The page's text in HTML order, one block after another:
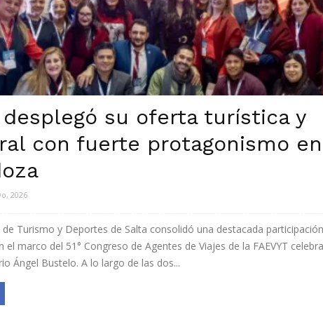
su oferta turística y
con fuerte protagonismo en
2026
de Turismo y Deportes de Salta consolidó una destacada
el marco del 51° Congreso de Agentes de Viajes de la FAEVYT
Ángel Bustelo. A lo largo de las dos...